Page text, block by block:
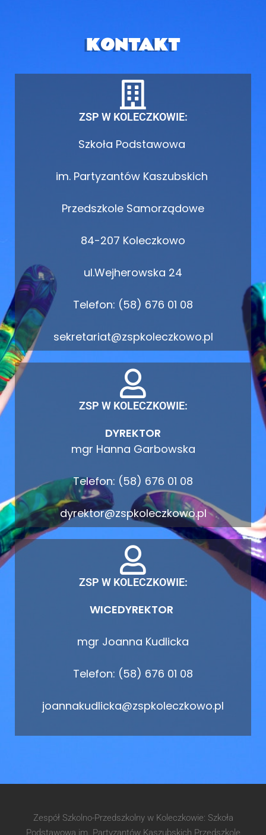
KONTAKT
ZSP W KOLECZKOWIE:
Szkoła Podstawowa
im. Partyzantów Kaszubskich
Przedszkole Samorządowe
84-207 Koleczkowo
ul.Wejherowska 24
Telefon: (58) 676 01 08
sekretariat@zspkoleczkowo.pl
ZSP W KOLECZKOWIE:
DYREKTOR
mgr Hanna Garbowska
Telefon: (58) 676 01 08
dyrektor@zspkoleczkowo.pl
ZSP W KOLECZKOWIE:
WICEDYREKTOR
mgr Joanna Kudlicka
Telefon: (58) 676 01 08
joannakudlicka@zspkoleczkowo.pl
Zespół Szkolno-Przedszkolny w Koleczkowie: Szkoła
Podstawowa im. Partyzantów Kaszubskich Przedszkole